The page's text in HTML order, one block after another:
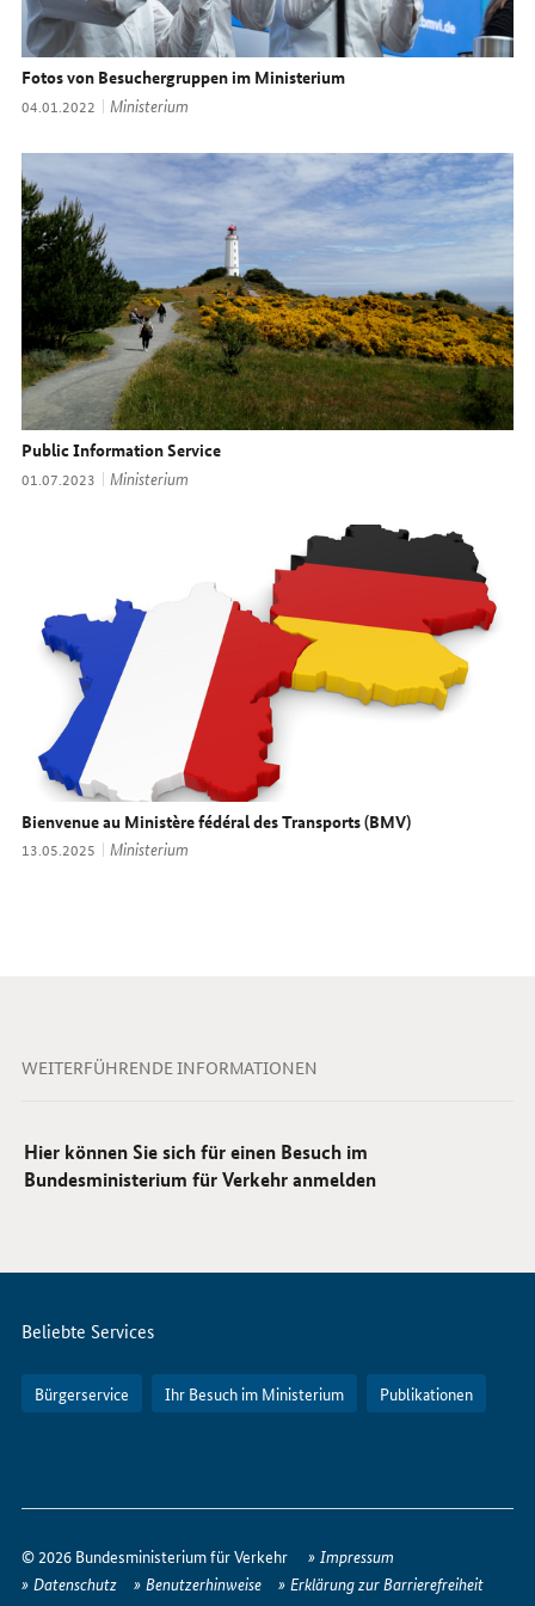
Fotos von Besuchergruppen im Ministerium
Datum:
04.01.2022 Thema:
Ministerium
Public Information Service
Datum:
01.07.2023 Thema:
Ministerium
Bienvenue au Ministère fédéral des Transports (BMV)
Datum:
13.05.2025 Thema:
Ministerium
WEITERFÜHRENDE INFORMATIONEN
Hier können Sie sich für einen Besuch im
Bundesministerium für Verkehr anmelden
Servicemenü
Beliebte Services
Bürgerservice Ihr Besuch im Ministerium Publikationen
erreichen
Sie
© 2026 Bundesministerium für Verkehr
Impressum
Datenschutz
Benutzerhinweise Erklärung zur Barrierefreiheit